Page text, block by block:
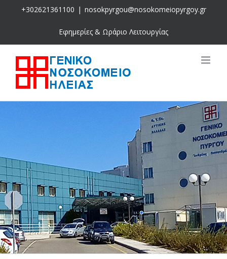
+302621361100 | nosokpyrgou@nosokomeiopyrgoy.gr
Εφημερίες & Ωράριο Λειτουργίας